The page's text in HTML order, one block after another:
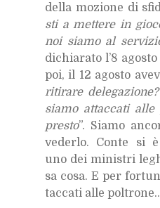
del­la mo­zio­ne di
sti a met­te­re in
noi sia­mo al
di­chia­ra­to l’8
poi, il 12 ago­sto
ri­ti­ra­re
sia­mo at­tac­ca­ti alle
pre­sto”. Sia­mo
ve­der­lo. Con­te si
uno dei mi­ni­stri
sa cosa. E per
tac­ca­ti alle